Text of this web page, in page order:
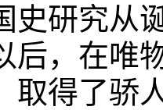
史研究从
后，在唯
取得了骄